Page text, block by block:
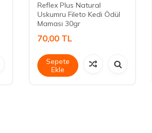
Reflex Plus Natural
Uskumru Fileto Kedi Ödül
Maması 30gr
70,00 TL
Sepete
Ekle